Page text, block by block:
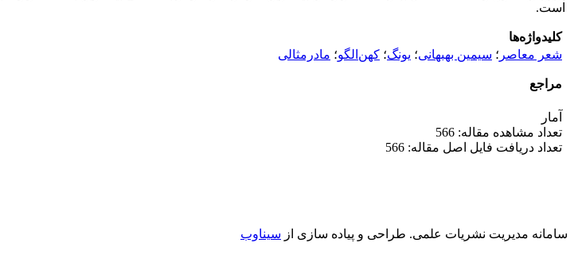
است.
کلیدواژه‌ها
شعر معاصر ؛ سیمین بهبهانی؛ یونگ؛ کهن‌الگو؛ مادرمثالی
مراجع
آمار
تعداد مشاهده مقاله: 566
تعداد دریافت فایل اصل مقاله: 566
سامانه مدیریت نشریات علمی. طراحی و پیاده سازی از سیناوب